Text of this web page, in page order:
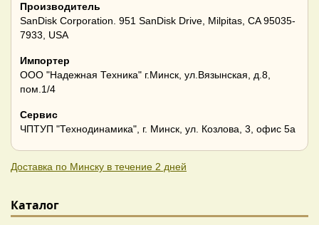
Производитель
SanDisk Corporation. 951 SanDisk Drive, Milpitas, CA 95035-
7933, USA
Импортер
ООО "Надежная Техника" г.Минск, ул.Вязынская, д.8,
пом.1/4
Сервис
ЧПТУП "Технодинамика", г. Минск, ул. Козлова, 3, офис 5а
Доставка по Минску в течение 2 дней
Каталог